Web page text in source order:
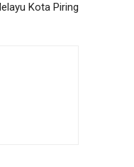
Kota Piring